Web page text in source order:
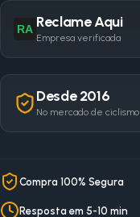
RA Reclame Aqui
Empresa verificada
Desde 2016
No mercado de ciclismo
Compra 100% Segura
Resposta em 5-10 min